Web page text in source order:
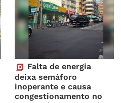
Falta de energia
deixa semáforo
inoperante e causa
congestionamento no